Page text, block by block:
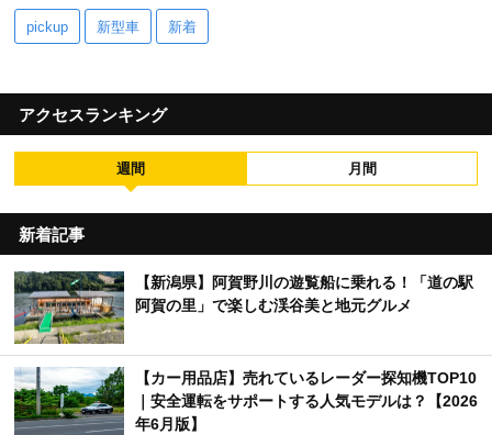
pickup 新型車 新着
アクセスランキング
週間 月間
新着記事
【新潟県】阿賀野川の遊覧船に乗れる！「道の駅
阿賀の里」で楽しむ渓谷美と地元グルメ
【カー用品店】売れているレーダー探知機TOP10
｜安全運転をサポートする人気モデルは？【2026
年6月版】